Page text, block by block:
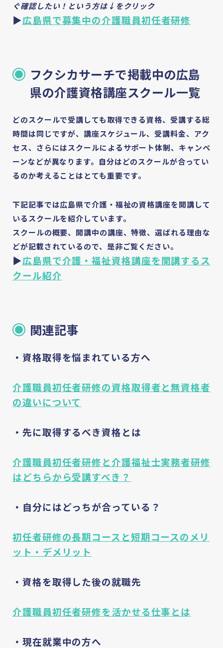
ぐ確認したい！という方は↓をクリック
▶広島県で募集中の介護職員初任者研修
フクシカサーチで掲載中の広島
県の介護資格講座スクール一覧
どのスクールで受講しても取得できる資格、受講する総
時間は同じですが、講座スケジュール、受講料金、アク
セス、さらにはスクールによるサポート体制、キャンペ
ーンなどが異なります。自分はどのスクールが合ってい
るのか考えることはとても重要です。
下記記事では広島県で介護・福祉の資格講座を開講して
いるスクールを紹介しています。
スクールの概要、開講中の講座、特徴、選ばれる理由な
どが記載されているので、是非ご覧ください。
▶広島県で介護・福祉資格講座を開講するス
クール紹介
関連記事
・資格取得を悩まれている方へ
介護職員初任者研修の資格取得者と無資格者
の違いについて
・先に取得するべき資格とは
介護職員初任者研修と介護福祉士実務者研修
はどちらから受講すべき？
・自分にはどっちが合っている？
初任者研修の長期コースと短期コースのメリ
ット・デメリット
・資格を取得した後の就職先
介護職員初任者研修を活かせる仕事とは
・現在就業中の方へ